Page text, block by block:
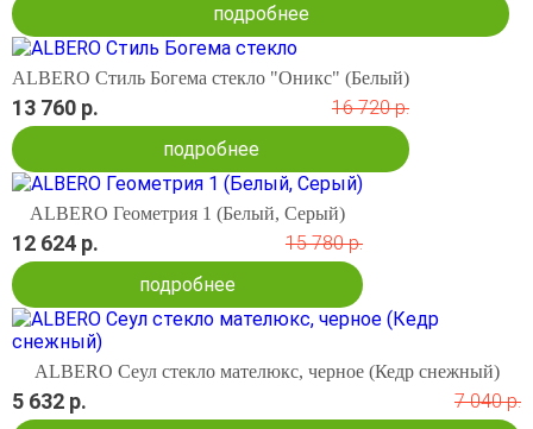
подробнее
ALBERO Стиль Богема стекло "Оникс" (Белый)
13 760 р.
16 720 р.
подробнее
ALBERO Геометрия 1 (Белый, Серый)
12 624 р.
15 780 р.
подробнее
ALBERO Сеул стекло мателюкс, черное (Кедр снежный)
5 632 р.
7 040 р.